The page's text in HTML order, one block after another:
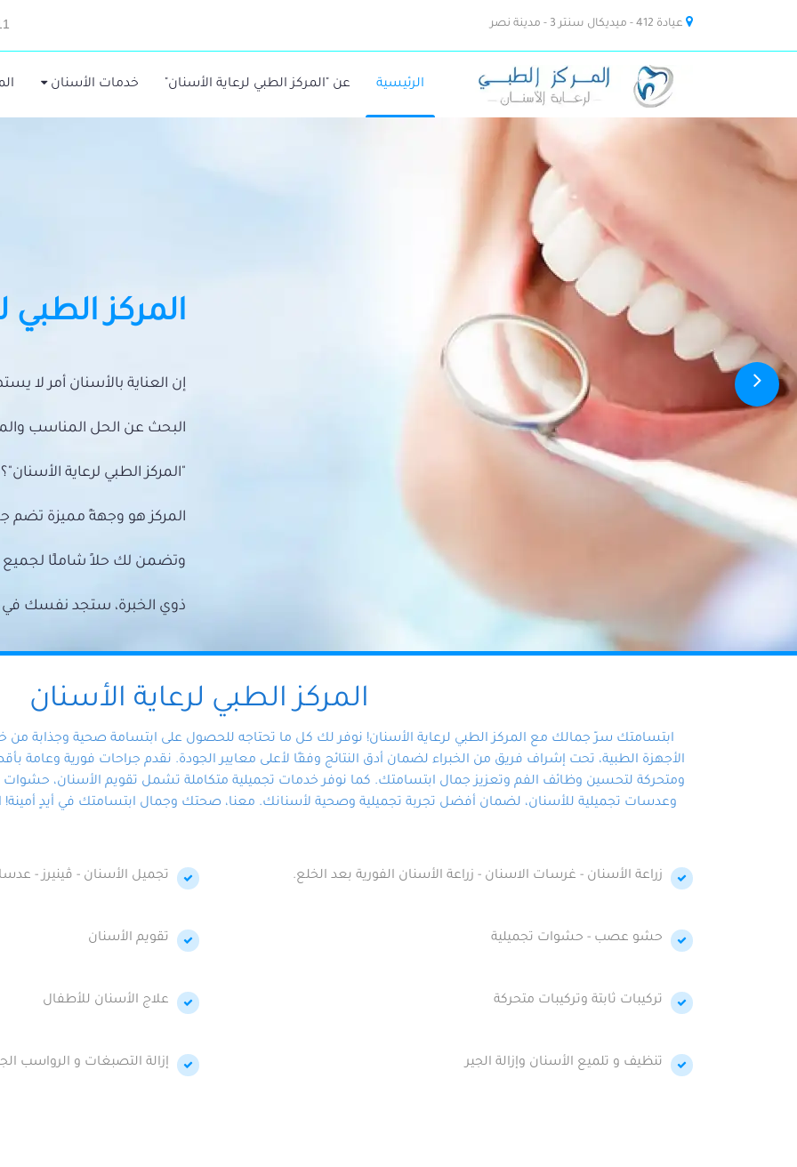
عيادة 412 - ميديكال سنتر 3 - مدينة نصر
الرئيسية عن "المركز الطبي لرعاية الأسنان" خدمات الأسنان
المركز الطبي
إن العناية بالأسنان أمر لا
البحث عن الحل المناسب
"المركز الطبي لرعاية الأسنان"؟
المركز هو وجهةً مميزة تضم
وتضمن لك حلاً شاملًا
ذوي الخبرة، ستجد نفسك في
المركز الطبي لرعاية الأسنان
ابتسامتك سرّ جمالك مع المركز الطبي لرعاية الأسنان! نوفر لك كل ما تحتاجه للحصول على ابتسامة صحية وجذابة
الأجهزة الطبية، تحت إشراف فريق من الخبراء لضمان أدق النتائج وفقًا لأعلى معايير الجودة. نقدم جراحات فورية وعامة
ومتحركة لتحسين وظائف الفم وتعزيز جمال ابتسامتك. كما نوفر خدمات تجميلية متكاملة تشمل تقويم الأسنان، حشوات
وعدسات تجميلية للأسنان، لضمان أفضل تجربة تجميلية وصحية لأسنانك. معنا، صحتك وجمال ابتسامتك في أيدٍ أمينة!
زراعة الأسنان - غرسات الاسنان - زراعة الأسنان الفورية بعد الخلع. تجميل الأسنان - ڤينيرز -
حشو عصب - حشوات تجميلية تقويم الأسنان
تركيبات ثابتة وتركيبات متحركة علاج الأسنان للأطفال
تنظيف و تلميع الأسنان وإزالة الجير إزالة التصبغات و الرواسب